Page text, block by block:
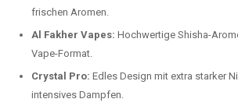
frischen Aromen.
Al Fakher Vapes: Hochwertige Shisha-
Vape-Format.
Crystal Pro: Edles Design mit extra starker
intensives Dampfen.